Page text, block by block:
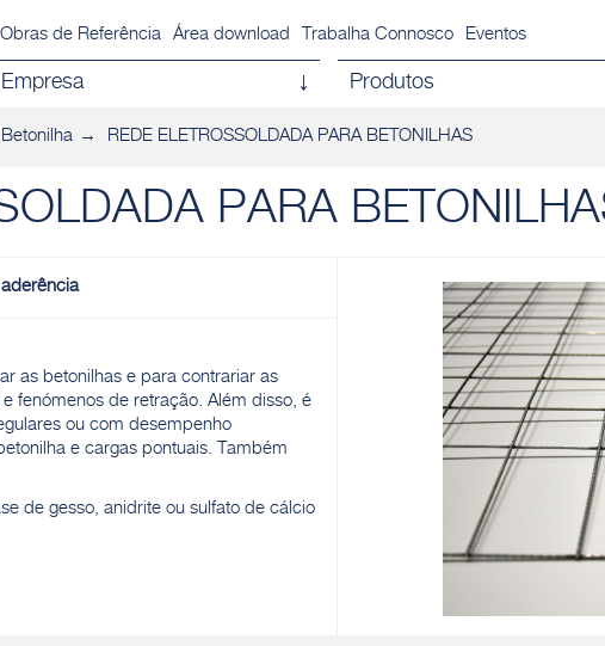
Obras de Referência Área download Trabalha Connosco Eventos
Empresa Produtos
Betonilha REDE ELETROSSOLDADA PARA BETONILHAS
PARA
as betonilhas e para contrariar as
fenómenos de retração. Além disso, é
ou com desempenho
e cargas pontuais. Também
de gesso, anidrite ou sulfato de cálcio